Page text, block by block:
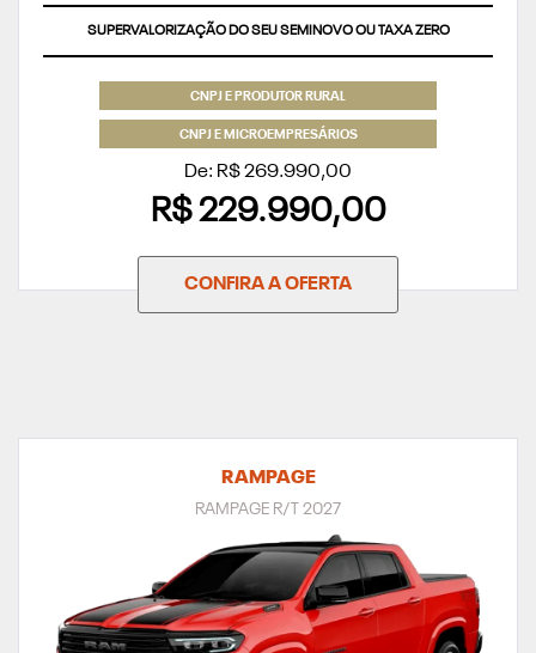
SUPERVALORIZAÇÃO DO SEU SEMINOVO OU TAXA ZERO
CNPJ E PRODUTOR RURAL
CNPJ E MICROEMPRESÁRIOS
De: R$ 269.990,00
R$ 229.990,00
CONFIRA A OFERTA
RAMPAGE
RAMPAGE R/T 2027